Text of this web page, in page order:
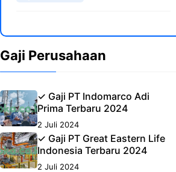
Gaji Perusahaan
✓ Gaji PT Indomarco Adi
Prima Terbaru 2024
2 Juli 2024
✓ Gaji PT Great Eastern Life
Indonesia Terbaru 2024
2 Juli 2024